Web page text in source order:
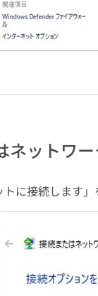
ネットワ
トに接続します